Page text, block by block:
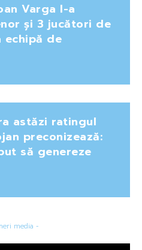
Varga l-a
și 3 jucători de
echipă de
astăzi ratingul
preconizează:
să genereze
media -